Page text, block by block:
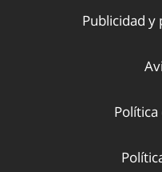
Publicidad y